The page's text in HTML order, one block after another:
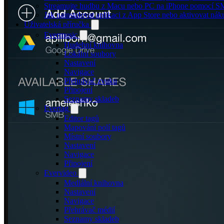
Streamujte hudbu z Macu nebo PC na iPhone pomocí
Jak nainstalovat aplikaci z App Store nebo aktivovat
Uživatelská příručka
Evermusic
Hudební knihovna
Lokální soubory
Nastavení
Navigace
Přehrávač zvuku
Připojení
Seznamy skladeb
Evertag
Editor tagů
Mapování polí tagů
Místní soubory
Nastavení
Navigace
Připojení
Evervideo
Mediální knihovna
Nastavení
Navigace
Přehrávač médií
Seznamy skladeb